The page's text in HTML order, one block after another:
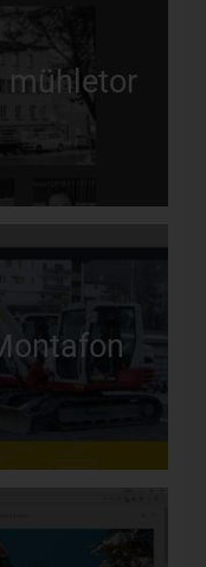
mühletor